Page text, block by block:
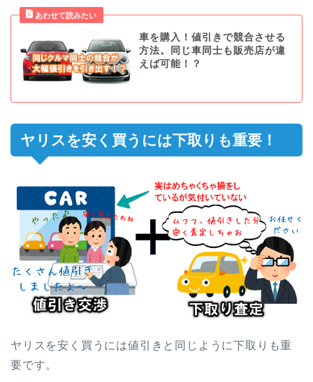
車を購入！値引きで競合させる
方法。同じ車同士も販売店が違
えば可能！？
ヤリスを安く買うには下取りも重要！
ヤリスを安く買うには値引きと同じように下取りも重
要です。